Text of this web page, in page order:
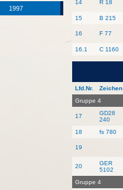
1997
14 R 18
15 B 215
16 F 77
16.1 C 1160
Lfd.Nr. Zeichen
Gruppe 4
17
GD28
240
18 fs 780
19
20
GER
5102
Gruppe 4